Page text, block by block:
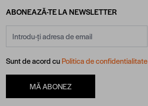
ABONEAZĂ-TE LA NEWSLETTER
Sunt de acord cuPolitica de confidentialitate
MĂ ABONEZ